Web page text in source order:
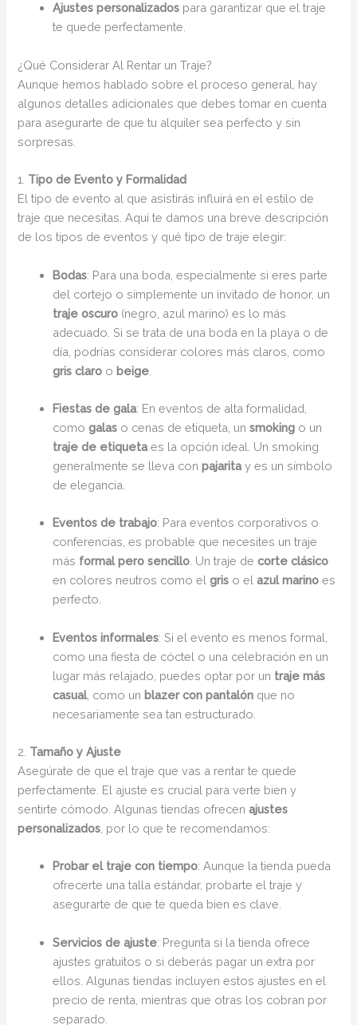
Ajustes personalizados para garantizar que el traje
te quede perfectamente.
¿Qué Considerar Al Rentar un Traje?
Aunque hemos hablado sobre el proceso general, hay
algunos detalles adicionales que debes tomar en cuenta
para asegurarte de que tu alquiler sea perfecto y sin
sorpresas.
1. Tipo de Evento y Formalidad
El tipo de evento al que asistirás influirá en el estilo de
traje que necesitas. Aquí te damos una breve descripción
de los tipos de eventos y qué tipo de traje elegir:
Bodas: Para una boda, especialmente si eres parte
del cortejo o simplemente un invitado de honor, un
traje oscuro (negro, azul marino) es lo más
adecuado. Si se trata de una boda en la playa o de
día, podrías considerar colores más claros, como
gris claro o beige
Fiestas de gala: En eventos de alta formalidad,
comogalas o cenas de etiqueta, unsmoking o un
traje de etiquetaes la opción ideal. Un smoking
generalmente se lleva conpajaritay es un símbolo
de elegancia.
Eventos de trabajo: Para eventos corporativos o
conferencias, es probable que necesites un traje
más formal pero sencillo . Un traje decorte clásico
en colores neutros como elgris o elazul marino es
perfecto.
Eventos informales: Si el evento es menos formal,
como una fiesta de cóctel o una celebración en un
lugar más relajado, puedes optar por un traje más
casual, como un blazer con pantalón que no
necesariamente sea tan estructurado.
2. Tamaño y Ajuste
Asegúrate de que el traje que vas a rentar te quede
perfectamente. El ajuste es crucial para verte bien y
sentirte cómodo. Algunas tiendas ofrecenajustes
personalizados , por lo que te recomendamos:
Probar el traje con tiempo: Aunque la tienda pueda
ofrecerte una talla estándar, probarte el traje y
asegurarte de que te queda bien es clave.
Servicios de ajuste: Pregunta si la tienda ofrece
ajustes gratuitos o si deberás pagar un extra por
ellos. Algunas tiendas incluyen estos ajustes en el
precio de renta, mientras que otras los cobran por
separado.